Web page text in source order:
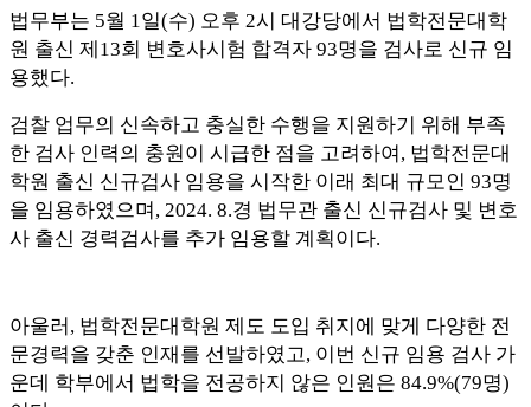
법무부는 5월 1 일(수) 오후 2시 대강당에서 법학전문대학
원 출신 제 13회 변호사시험 합격자 93명을 검사로 신규 임
용했다.
검찰 업무의 신속하고 충실한 수행을 지원하기 위해 부족
한 검사 인력의 충원이 시급한 점을 고려하여 , 법학전문대
학원 출신 신규검사 임용을 시작한 이래 최대 규모인 93명
을 임용하였으며 , 2024. 8.경 법무관 출신 신규검사 및 변호
사 출신 경력검사를 추가 임용할 계획이다.
아울러 , 법학전문대학원 제도 도입 취지에 맞게 다양한 전
문경력을 갖춘 인재를 선발하였고, 이번 신규 임용 검사 가
운데 학부에서 법학을 전공하지 않은 인원은 84.9%(79명)